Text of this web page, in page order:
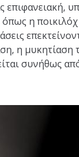
όπως η
η μυκητίαση
συνήθως